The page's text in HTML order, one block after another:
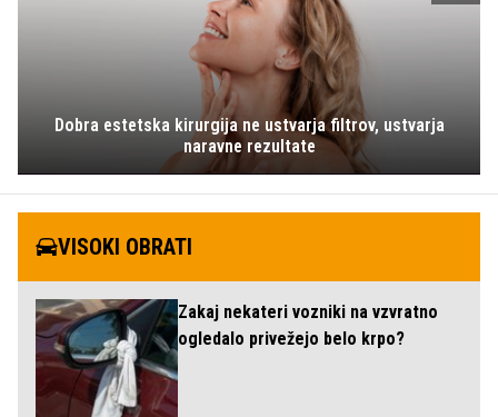
Dobra estetska kirurgija ne ustvarja filtrov, ustvarja
naravne rezultate
VISOKI OBRATI
Zakaj nekateri vozniki na vzvratno
ogledalo privežejo belo krpo?